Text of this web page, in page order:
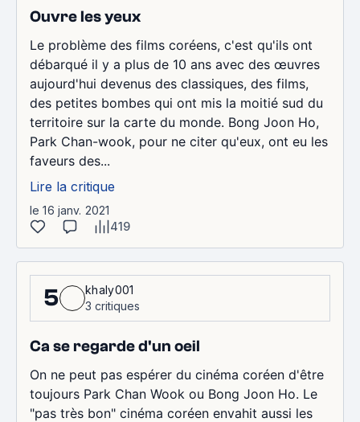
Ouvre les yeux
Le problème des films coréens, c'est qu'ils ont
débarqué il y a plus de 10 ans avec des œuvres
aujourd'hui devenus des classiques, des films,
des petites bombes qui ont mis la moitié sud du
territoire sur la carte du monde. Bong Joon Ho,
Park Chan-wook, pour ne citer qu'eux, ont eu les
faveurs des...
Lire la critique
le 16 janv. 2021
419
5
khaly001
3 critiques
Ca se regarde d'un oeil
On ne peut pas espérer du cinéma coréen d'être
toujours Park Chan Wook ou Bong Joon Ho. Le
"pas très bon" cinéma coréen envahit aussi les